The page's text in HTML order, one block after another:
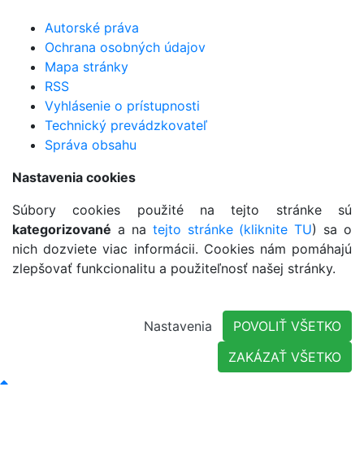
Autorské práva
Ochrana osobných údajov
Mapa stránky
RSS
Vyhlásenie o prístupnosti
Technický prevádzkovateľ
Správa obsahu
Nastavenia cookies
Súbory cookies použité na tejto stránke sú
kategorizované a na tejto stránke (kliknite TU) sa o
nich dozviete viac informácii. Cookies nám pomáhajú
zlepšovať funkcionalitu a použiteľnosť našej stránky.
POVOLIŤ VŠETKO
Nastavenia
ZAKÁZAŤ VŠETKO